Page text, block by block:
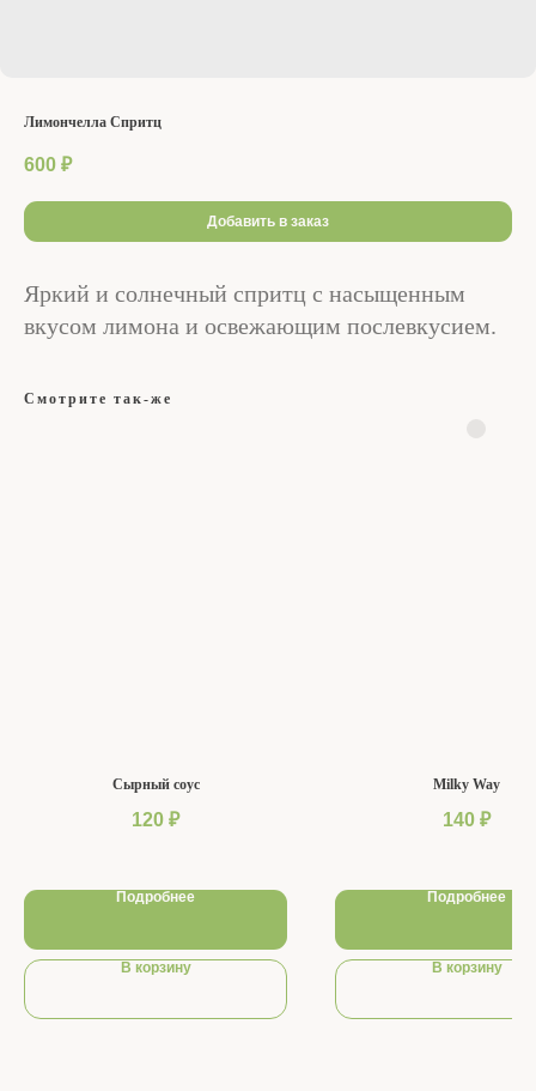
Лимончелла Спритц
600 ₽
Добавить в заказ
Яркий и солнечный спритц с насыщенным
вкусом лимона и освежающим послевкусием.
Смотрите так-же
Сырный соус
120 ₽
Подробнее
В корзину
Milky Way
140 ₽
Подробнее
В корзину